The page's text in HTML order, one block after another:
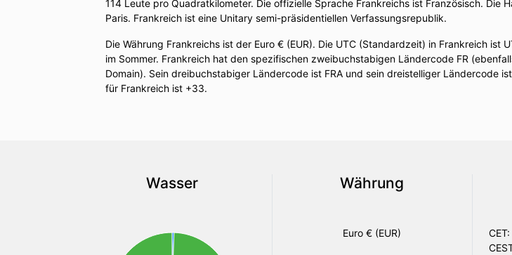
114 Leute pro Quadratkilometer. Die offizielle Sprache Frankreichs ist Französisch. Die
Paris. Frankreich ist eine Unitary semi-präsidentiellen Verfassungsrepublik.
Die Währung Frankreichs ist der Euro € (EUR). Die UTC (Standardzeit) in Frankreich ist
im Sommer. Frankreich hat den spezifischen zweibuchstabigen Ländercode FR
Domain). Sein dreibuchstabiger Ländercode ist FRA und sein dreistelliger Ländercode
für Frankreich ist +33.
Wasser Währung
Euro € (EUR) CET: